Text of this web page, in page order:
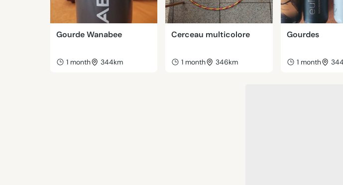
Gourde Wanabee
1 month 344km
Cerceau multicolore
1 month 346km
Gourdes
1 month